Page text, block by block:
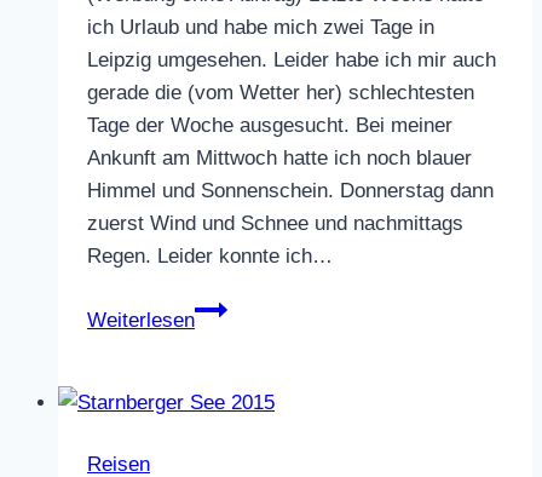
ich Urlaub und habe mich zwei Tage in
Leipzig umgesehen. Leider habe ich mir auch
gerade die (vom Wetter her) schlechtesten
Tage der Woche ausgesucht. Bei meiner
Ankunft am Mittwoch hatte ich noch blauer
Himmel und Sonnenschein. Donnerstag dann
zuerst Wind und Schnee und nachmittags
Regen. Leider konnte ich…
Weiterlesen
Leipzig
Reisen